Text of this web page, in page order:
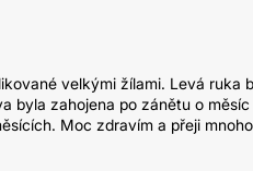
velkými žílami. Levá ruka
byla zahojena po zánětu o měsíc
Moc zdravím a přeji mnoho